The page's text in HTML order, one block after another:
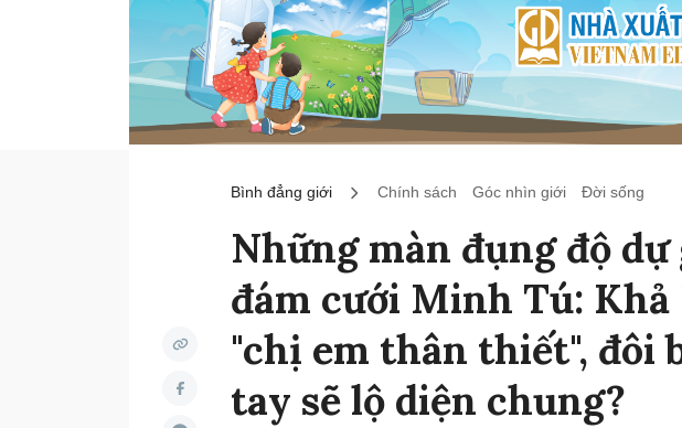
Bình đẳng giới Chính sách Góc nhìn giới Đời sống
Những màn đụng độ dự
đám cưới Minh Tú:
"chị em thân thiết", đôi
tay sẽ lộ diện chung?